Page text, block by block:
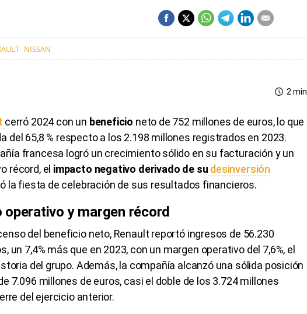
NISSAN
2 min
cerró 2024 con un beneficio neto de 752 millones de euros, lo que
del 65,8 % respecto a los 2.198 millones registrados en 2023.
francesa logró un crecimiento sólido en su facturación y un
récord, el impacto negativo derivado de su desinversión
la fiesta de celebración de sus resultados financieros.
operativo y margen récord
del beneficio neto, Renault reportó ingresos de 56.230
un 7,4% más que en 2023, con un margen operativo del 7,6%, el
del grupo. Además, la compañía alcanzó una sólida posición
7.096 millones de euros, casi el doble de los 3.724 millones
del ejercicio anterior.